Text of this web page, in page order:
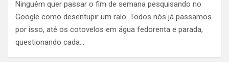
Ninguém quer passar o fim de semana pesquisando no
Google como desentupir um ralo. Todos nós já passamos
por isso, até os cotovelos em água fedorenta e parada,
questionando cada…